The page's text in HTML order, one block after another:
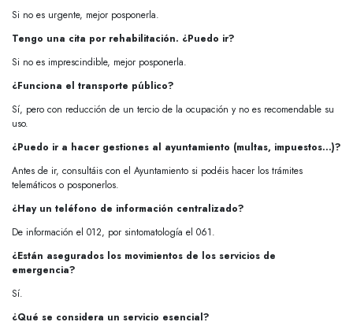
Si no es urgente, mejor posponerla.
Tengo una cita por rehabilitación. ¿Puedo ir?
Si no es imprescindible, mejor posponerla.
¿Funciona el transporte público?
Sí, pero con reducción de un tercio de la ocupación y no es recomendable su
uso.
¿Puedo ir a hacer gestiones al ayuntamiento (multas, impuestos…)?
Antes de ir, consultáis con el Ayuntamiento si podéis hacer los trámites
telemáticos o posponerlos.
¿Hay un teléfono de información centralizado?
De información el 012, por sintomatología el 061.
¿Están asegurados los movimientos de los servicios de
emergencia?
Sí.
¿Qué se considera un servicio esencial?